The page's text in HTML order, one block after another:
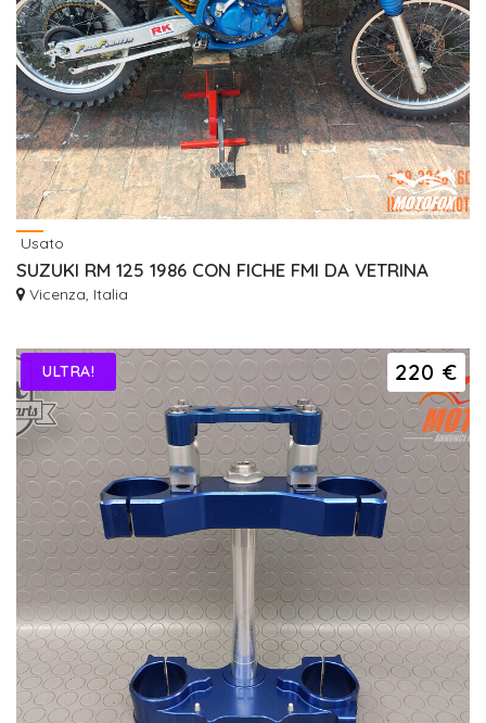
Usato
SUZUKI RM 125 1986 CON FICHE FMI DA VETRINA
Vicenza, Italia
220 €
ULTRA!